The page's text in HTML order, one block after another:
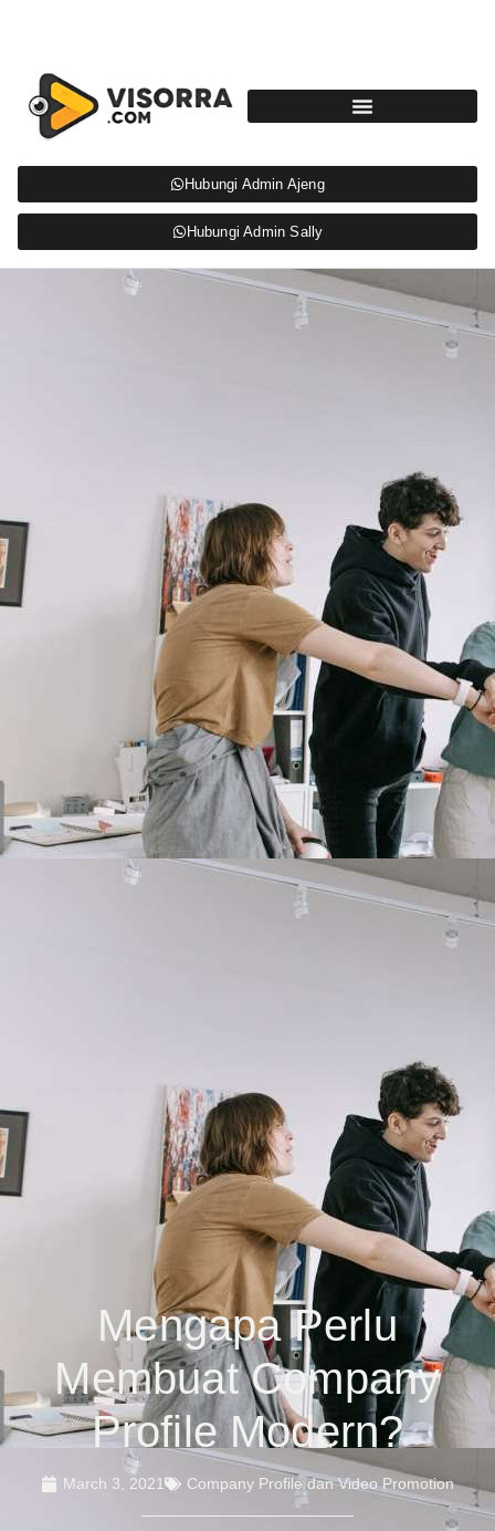
Hubungi Admin Ajeng
Hubungi Admin Sally
Mengapa Perlu
Membuat Company
Profile Modern?
March 3, 2021 Company Profile dan Video Promotion